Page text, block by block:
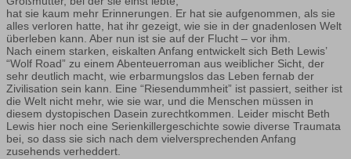
hat sie kaum mehr Erinnerungen. Er hat sie aufgenommen, als sie
alles verloren hatte, hat ihr gezeigt, wie sie in der gnadenlosen Welt
überleben kann. Aber nun ist sie auf der Flucht – vor ihm.
Nach einem starken, eiskalten Anfang entwickelt sich Beth Lewis’
“Wolf Road” zu einem Abenteuerroman aus weiblicher Sicht, der
sehr deutlich macht, wie erbarmungslos das Leben fernab der
Zivilisation sein kann. Eine “Riesendummheit” ist passiert, seither ist
die Welt nicht mehr, wie sie war, und die Menschen müssen in
diesem dystopischen Dasein zurechtkommen. Leider mischt Beth
Lewis hier noch eine Serienkillergeschichte sowie diverse Traumata
bei, so dass sie sich nach dem vielversprechenden Anfang
zusehends verheddert.